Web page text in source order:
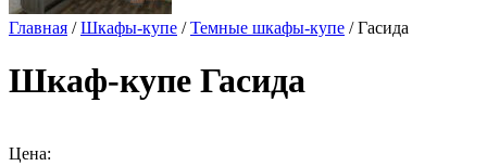
Главная /Шкафы-купе /Темные шкафы-купе / Гасида
Шкаф-купе Гасида
Цена: